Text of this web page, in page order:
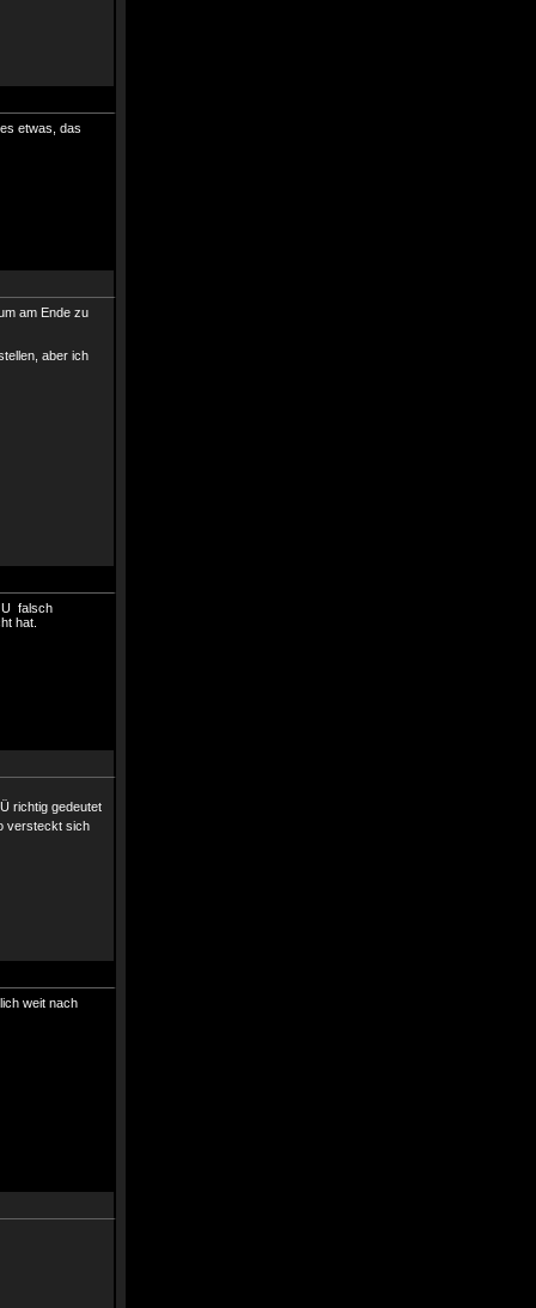
etwas, das
am Ende zu
aber ich
U falsch
hat.
richtig gedeutet
versteckt sich
weit nach